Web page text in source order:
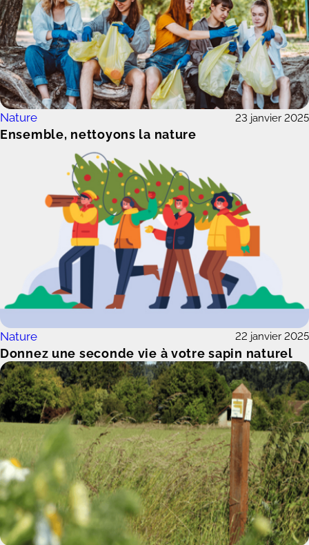
Ensemble, nettoyons la nature
Nature 23 janvier 2025
Donnez une seconde vie à votre sapin naturel
Nature 22 janvier 2025